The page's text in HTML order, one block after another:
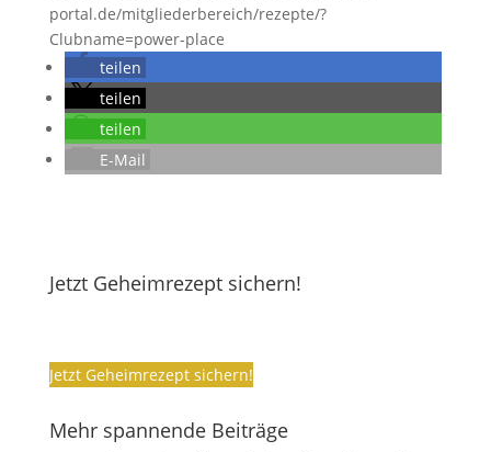
portal.de/mitgliederbereich/rezepte/?
Clubname=power-place
teilen
teilen
teilen
E-Mail
Jetzt Geheimrezept sichern!
Jetzt Geheimrezept sichern!
Mehr spannende Beiträge